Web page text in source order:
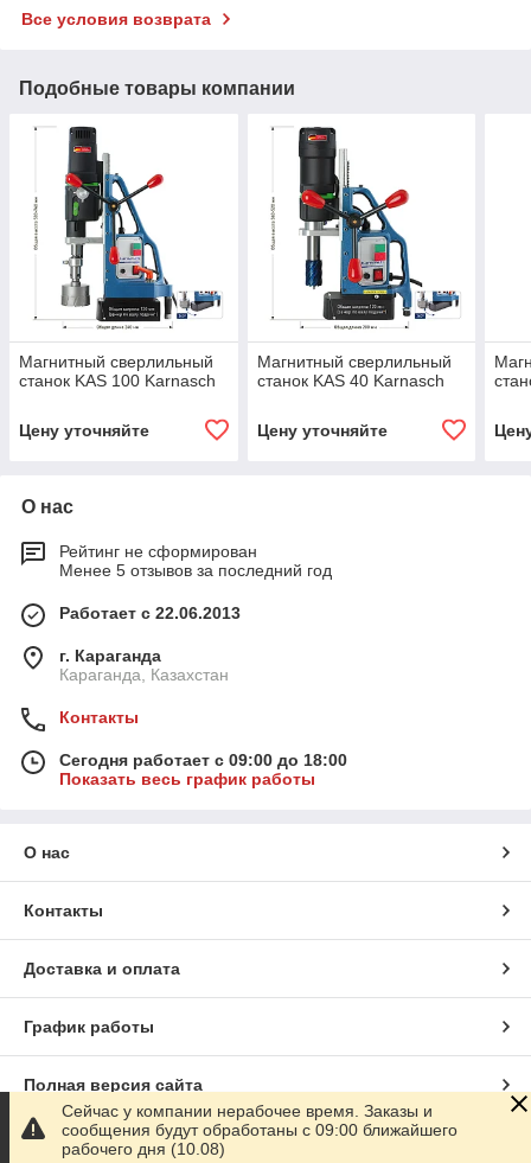
Все условия возврата
Подобные товары компании
Магнитный сверлильный
станок KAS 100 Karnasch
Цену уточняйте
Магнитный сверлильный
станок KAS 40 Karnasch
Цену уточняйте
О нас
Рейтинг не сформирован
Менее 5 отзывов за последний год
Работает с 22.06.2013
г. Караганда
Караганда, Казахстан
Контакты
Сегодня работает с 09:00 до 18:00
Показать весь график работы
О нас
Контакты
Доставка и оплата
График работы
Полная версия сайта
Сайт создан на маркетплейсе
Сейчас у компании нерабочее время. Заказы и
сообщения будут обработаны с 09:00 ближайшего
рабочего дня (10.08)